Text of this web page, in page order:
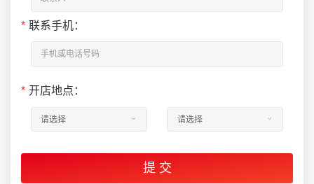
* 联系手机：
* 开店地点：